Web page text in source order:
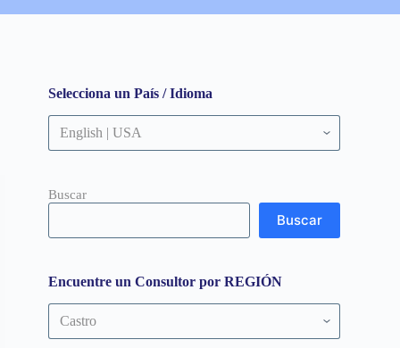
Selecciona un País / Idioma
Buscar
Buscar
Encuentre un Consultor por REGIÓN
Encuentre
un
Consultor